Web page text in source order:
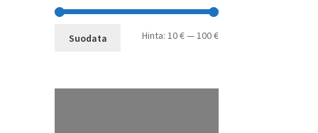
Minimihinta
Maksimihinta
Suodata Hinta: 10 €—100 €